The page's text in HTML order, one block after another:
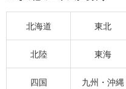
北海道 東北
北陸 東海
四国 九州・沖縄